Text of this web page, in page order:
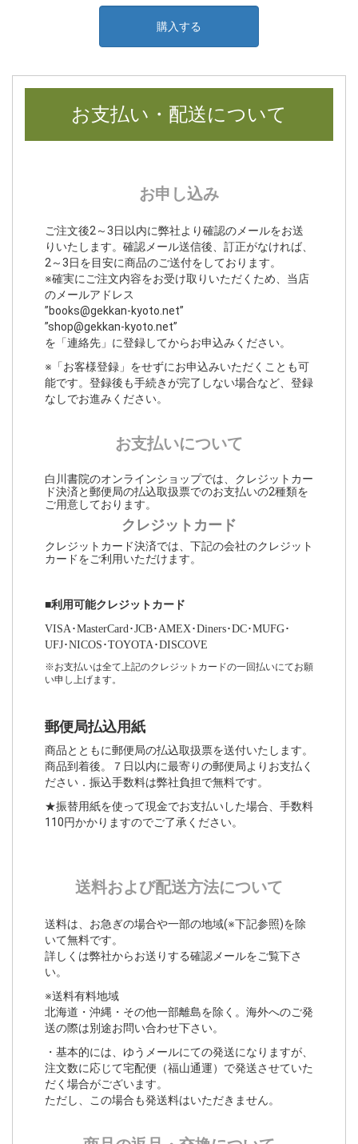
お支払い・配送について
お申し込み
ご注文後2～3日以内に弊社より確認のメールをお送
りいたします。確認メール送信後、訂正がなければ、
2～3日を目安に商品のご送付をしております。
※確実にご注文内容をお受け取りいただくため、当店
のメールアドレス
”books@gekkan-kyoto.net”
”shop@gekkan-kyoto.net”
を「連絡先」に登録してからお申込みください。
※「お客様登録」をせずにお申込みいただくことも可
能です。登録後も手続きが完了しない場合など、登録
なしでお進みください。
お支払いについて
白川書院のオンラインショップでは、クレジットカー
ド決済と郵便局の払込取扱票でのお支払いの2種類を
ご用意しております。
クレジットカード
クレジットカード決済では、下記の会社のクレジット
カードをご利用いただけます。
■利用可能クレジットカード
VISA･MasterCard･JCB･AMEX･Diners･DC･MUFG･
UFJ･NICOS･TOYOTA･DISCOVE
※お支払いは全て上記のクレジットカードの一回払いにてお願
い申し上げます。
郵便局払込用紙
商品とともに郵便局の払込取扱票を送付いたします。
商品到着後。７日以内に最寄りの郵便局よりお支払く
ださい．振込手数料は弊社負担で無料です。
★振替用紙を使って現金でお支払いした場合、手数料
110円かかりますのでご了承ください。
送料および配送方法について
送料は、お急ぎの場合や一部の地域(※下記参照)を除
いて無料です。
詳しくは弊社からお送りする確認メールをご覧下さ
い。
※送料有料地域
北海道・沖縄・その他一部離島を除く。海外へのご発
送の際は別途お問い合わせ下さい。
・基本的には、ゆうメールにての発送になりますが、
注文数に応じて宅配便（福山通運）で発送させていた
だく場合がございます。
ただし、この場合も発送料はいただきません。